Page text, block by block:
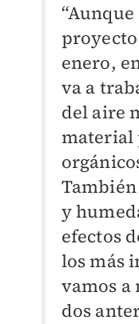
enero,
va a
del aire
material
y
efectos
los más
vamos
dos